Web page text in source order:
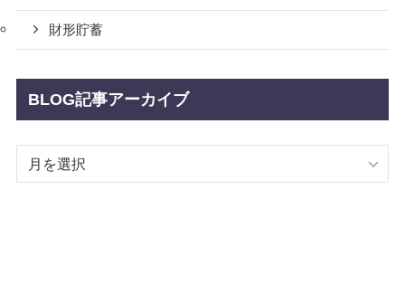
財形貯蓄
BLOG記事アーカイブ
BLOG